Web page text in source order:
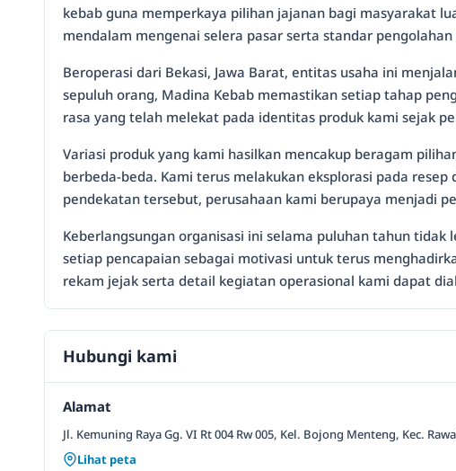
kebab guna memperkaya pilihan jajanan bagi masyarakat
mendalam mengenai selera pasar serta standar
Beroperasi dari Bekasi, Jawa Barat, entitas usaha ini
sepuluh orang, Madina Kebab memastikan setiap tahap
rasa yang telah melekat pada identitas produk kami sejak
Variasi produk yang kami hasilkan mencakup beragam
berbeda-beda. Kami terus melakukan eksplorasi pada
pendekatan tersebut, perusahaan kami berupaya menjadi
Keberlangsungan organisasi ini selama puluhan tahun
setiap pencapaian sebagai motivasi untuk terus
rekam jejak serta detail kegiatan operasional kami dapat
Hubungi kami
Alamat
Jl. Kemuning Raya Gg. VI Rt 004 Rw 005, Kel. Bojong Menteng, Kec.
Lihat peta